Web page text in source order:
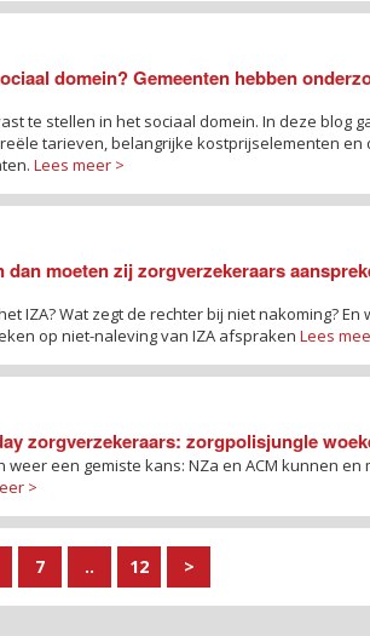
domein? Gemeenten hebben
te stellen in het sociaal domein. In deze blog
tarieven, belangrijke kostprijselementen en
Lees meer >
dan moeten zij zorgverzekeraars
IZA? Wat zegt de rechter bij niet nakoming? En
op niet-naleving van IZA afspraken Lees
zorgverzekeraars: zorgpolisjungle
een gemiste kans: NZa en ACM kunnen en
>
7 .. 12 >